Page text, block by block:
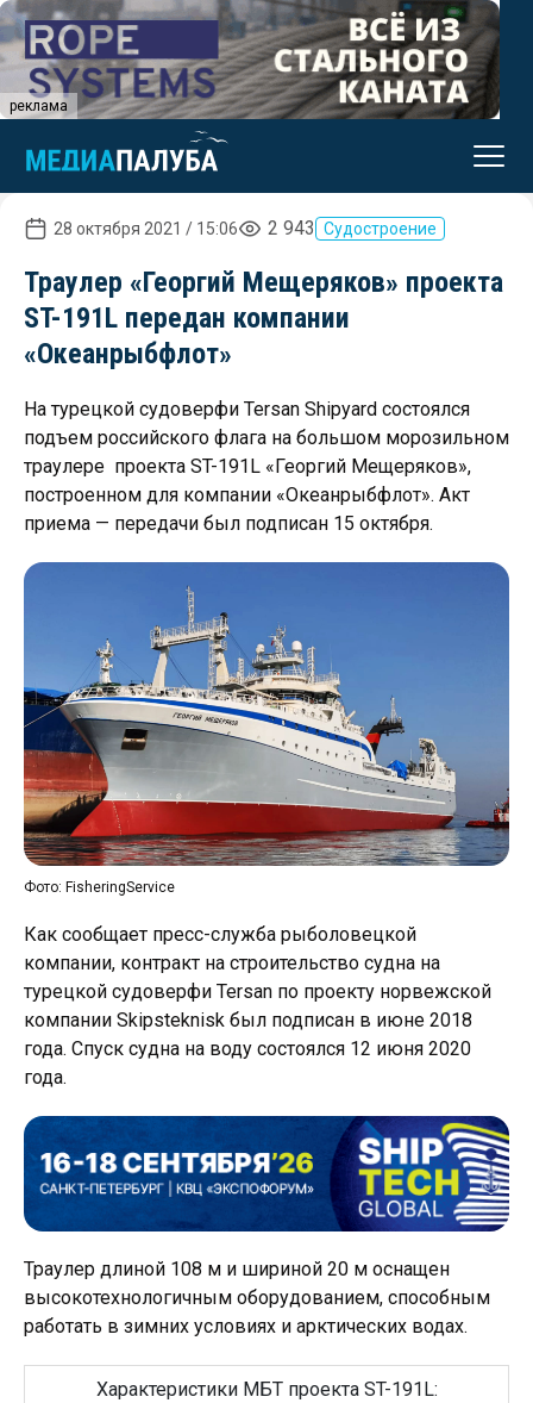
реклама
28 октября 2021 / 15:06 2 943 Судостроение
Траулер «Георгий Мещеряков» проекта
ST-191L передан компании
«Океанрыбфлот»
На турецкой судоверфи Tersan Shipyard состоялся
подъем российского флага на большом морозильном
траулере проекта ST-191L «Георгий Мещеряков»,
построенном для компании «Океанрыбфлот». Акт
приема — передачи был подписан 15 октября.
Фото: FisheringService
Как сообщает пресс-служба рыболовецкой
компании, контракт на строительство судна на
турецкой судоверфи Tersan по проекту норвежской
компании Skipsteknisk был подписан в июне 2018
года. Спуск судна на воду состоялся 12 июня 2020
года.
Траулер длиной 108 м и шириной 20 м оснащен
высокотехнологичным оборудованием, способным
работать в зимних условиях и арктических водах.
Характеристики МБТ проекта ST-191L: